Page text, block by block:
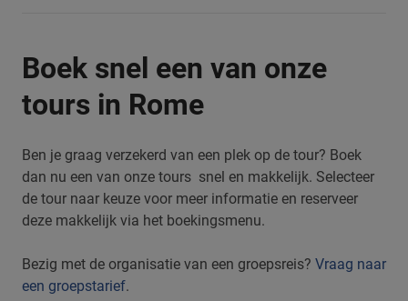
Boek snel een van onze
tours in Rome
Ben je graag verzekerd van een plek op de tour? Boek
dan nu een van onze tours snel en makkelijk. Selecteer
de tour naar keuze voor meer informatie en reserveer
deze makkelijk via het boekingsmenu.
Bezig met de organisatie van een groepsreis? Vraag naar
een groepstarief.